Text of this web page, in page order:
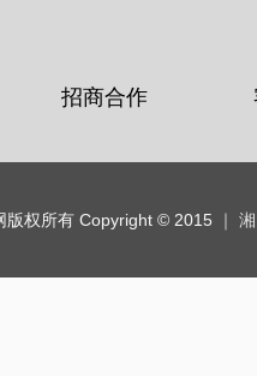
招商合作
版权所有 Copyright © 2015 ｜